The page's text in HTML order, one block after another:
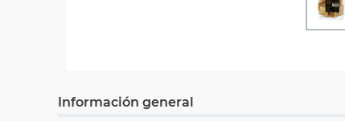
Información general